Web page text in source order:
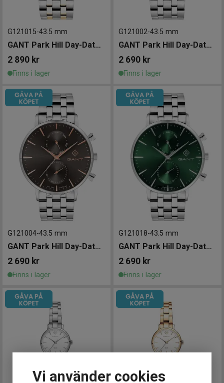
Vi använder cookies
G121015-43.5 mm
GANT Park Hill Day-Date II 43.5mm
2 890 kr
Finns i lager
G121002-43.5 mm
GANT Park Hill Day-Date II 43,5mm
2 690 kr
Finns i lager
G121004-43.5 mm
GANT Park Hill Day-Date II 43,5mm
2 690 kr
Finns i lager
G121018-43.5 mm
GANT Park Hill Day-Date II 43,5mm
2 690 kr
Finns i lager